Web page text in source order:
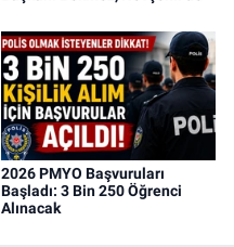
2026 PMYO Başvuruları
Başladı: 3 Bin 250 Öğrenci
Alınacak